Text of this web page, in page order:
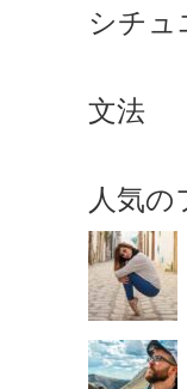
シチュ
文法
人気の